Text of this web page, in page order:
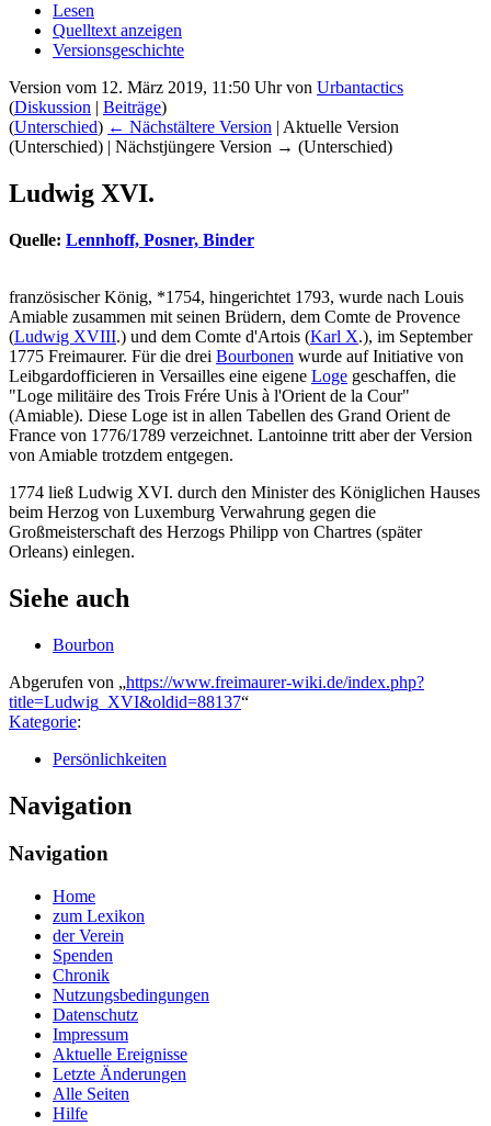
Lesen
Quelltext anzeigen
Versionsgeschichte
Version vom 12. März 2019, 11:50 Uhr von Urbantactics
(Diskussion | Beiträge)
(Unterschied) ← Nächstältere Version | Aktuelle Version
(Unterschied) | Nächstjüngere Version → (Unterschied)
Ludwig XVI.
Quelle: Lennhoff, Posner, Binder
französischer König, *1754, hingerichtet 1793, wurde nach Louis
Amiable zusammen mit seinen Brüdern, dem Comte de Provence
(Ludwig XVIII.) und dem Comte d'Artois (Karl X.), im September
1775 Freimaurer. Für die drei Bourbonen wurde auf Initiative von
Leibgardofficieren in Versailles eine eigene Loge geschaffen, die
"Loge militäire des Trois Frére Unis à l'Orient de la Cour"
(Amiable). Diese Loge ist in allen Tabellen des Grand Orient de
France von 1776/1789 verzeichnet. Lantoinne tritt aber der Version
von Amiable trotzdem entgegen.
1774 ließ Ludwig XVI. durch den Minister des Königlichen Hauses
beim Herzog von Luxemburg Verwahrung gegen die
Großmeisterschaft des Herzogs Philipp von Chartres (später
Orleans) einlegen.
Siehe auch
Bourbon
Abgerufen von „https://www.freimaurer-wiki.de/index.php?
title=Ludwig_XVI&oldid=88137“
Kategorie:
Persönlichkeiten
Navigation
Navigation
Home
zum Lexikon
der Verein
Spenden
Chronik
Nutzungsbedingungen
Datenschutz
Impressum
Aktuelle Ereignisse
Letzte Änderungen
Alle Seiten
Hilfe